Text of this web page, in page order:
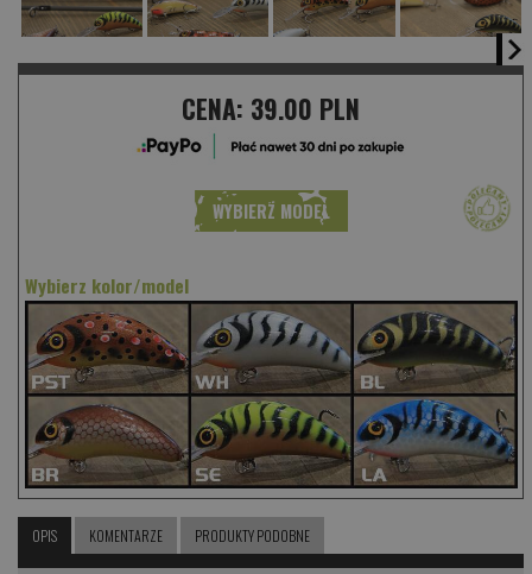
CENA: 39.00 PLN
WYBIERZ MODEL
Wybierz kolor/model
OPIS KOMENTARZE PRODUKTY PODOBNE